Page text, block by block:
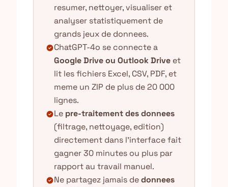
resumer, nettoyer, visualiser et
analyser statistiquement de
grands jeux de donnees.
check_circleChatGPT-4o se connecte a
Google Drive ou Outlook Drive et
lit les fichiers Excel, CSV, PDF, et
meme un ZIP de plus de 20 000
lignes.
check_circleLe pre-traitement des donnees
(filtrage, nettoyage, edition)
directement dans l'interface fait
gagner 30 minutes ou plus par
rapport au travail manuel.
check_circleNe partagez jamais dedonnees